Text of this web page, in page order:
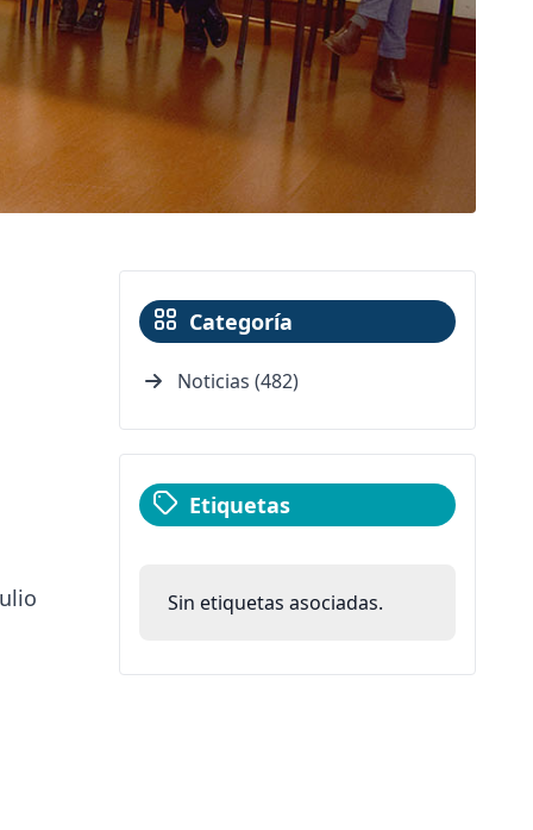
Categoría
Noticias (482)
Etiquetas
Sin etiquetas asociadas.